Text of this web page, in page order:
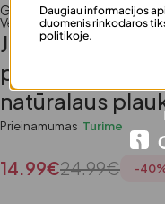
Grožiui,JUSTinka,Moterims
Veido priemonės
JUSTinka rankų
priklijuojamos
natūralaus
Prieinamumas Turime
24.99€
14.99€ -40
Daugiau informacijos
duomenis rinkodaros
politikoje.